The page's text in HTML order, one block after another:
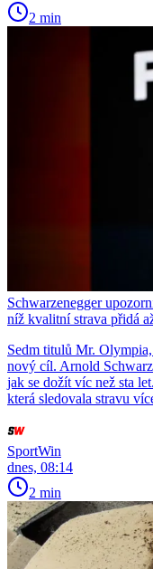
2 min
Schwarzenegger
níž kvalitní strava přidá
Sedm titulů Mr.
nový cíl. Arnold
jak se dožít víc než sta
která sledovala stravu
SportWin
dnes, 08:14
2 min